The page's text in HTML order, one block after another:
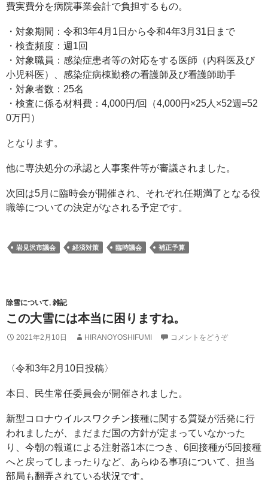
費実費分を病院事業会計で負担するもの。
・対象期間：令和3年4月1日から令和4年3月31日まで
・検査頻度：週1回
・対象職員：感染症患者等の対応をする医師（内科医及び
小児科医）、感染症病棟勤務の看護師及び看護師助手
・対象者数：25名
・検査に係る材料費：4,000円/回（4,000円×25人×52週=52
0万円）
となります。
他に専決処分の承認と人事案件等が審議されました。
次回は5月に臨時会が開催され、それぞれ任期満了となる役
職等についての決定がなされる予定です。
岩見沢市議会 経済対策 臨時議会 補正予算
除雪について, 雑記
この大雪には本当に困りますね。
2021年2月10日 HIRANOYOSHIFUMI コメントをどうぞ
〈令和3年2月10日投稿〉
本日、民生常任委員会が開催されました。
新型コロナウイルスワクチン接種に関する質疑が活発に行
われましたが、まだまだ国の方針が定まっていなかった
り、今朝の報道による注射器1本につき、6回接種が5回接種
へと戻ってしまったりなど、あらゆる事項について、担当
部局も翻弄されている状況です。